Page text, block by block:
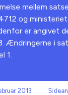
mellem
og
er angivet
Ændringerne i
1.
2013